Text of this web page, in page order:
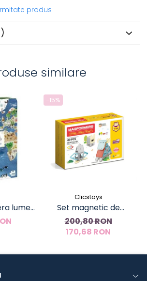
produs
similare
lumea,
-15%
Clicstoys
Set magnetic de
construit- Magformers
Animale, 40 piese
200,80 RON
170,68 RON